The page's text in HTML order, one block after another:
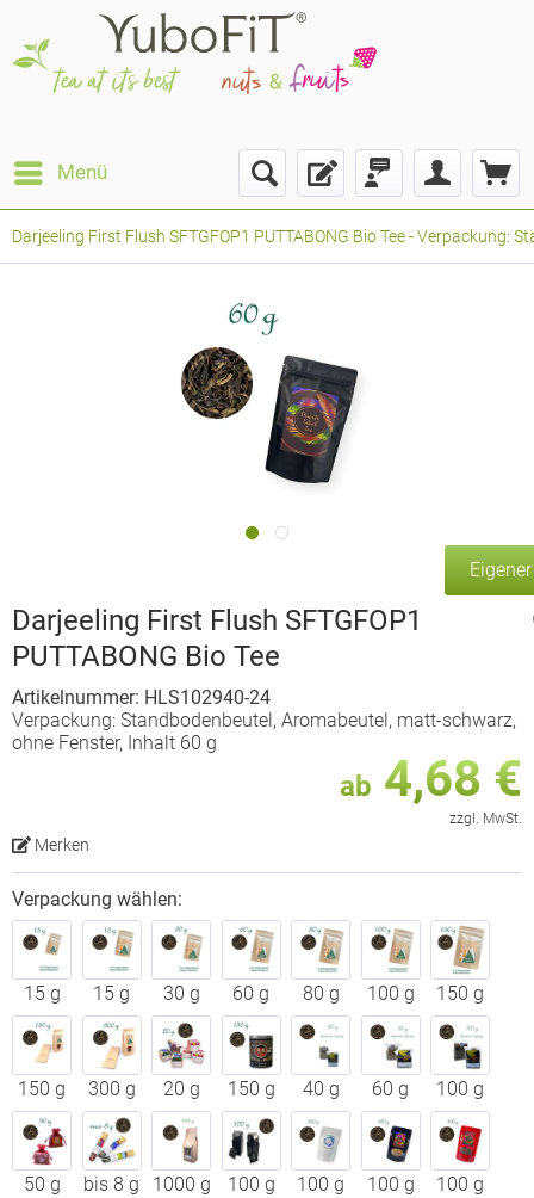
Menü
Darjeeling First Flush SFTGFOP1 PUTTABONG Bio Tee -
Darjeeling First Flush SFTGFOP1
PUTTABONG Bio Tee
Artikelnummer: HLS102940-24
Verpackung: Standbodenbeutel, Aromabeutel, matt-schwarz,
ohne Fenster, Inhalt 60 g
ab 4,68 €
zzgl. MwSt.
Merken
Verpackung wählen:
15 g 15 g 30 g 60 g 80 g 100 g 150 g
150 g 300 g 20 g 150 g 40 g 60 g 100 g
50 g bis 8 g 1000 g 100 g 100 g 100 g 100 g